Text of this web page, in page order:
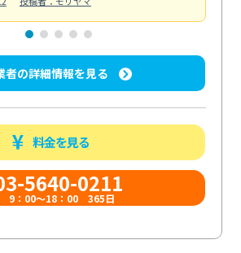
者の詳細情報を見る
料金を見る
5640-0211
9：00～18：00 365日